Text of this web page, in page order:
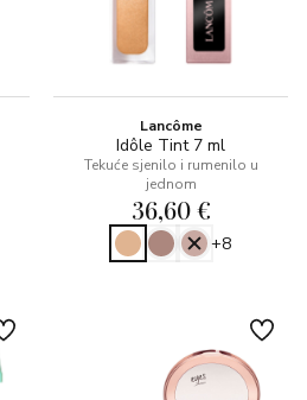
Lancôme
Idôle Tint 7 ml
Tekuće sjenilo i rumenilo u
jednom
36,60 €
+8